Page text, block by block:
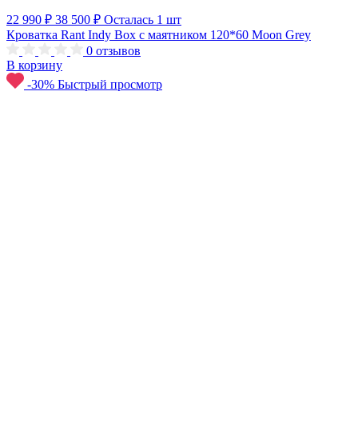
22 990 ₽ 38 500 ₽ Осталась 1 шт
Кроватка Rant Indy Box с маятником 120*60 Moon Grey
0 отзывов
В корзину
-30% Быстрый просмотр